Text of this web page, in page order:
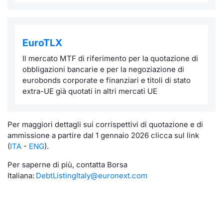
EuroTLX
Il mercato MTF di riferimento per la quotazione di
obbligazioni bancarie e per la negoziazione di
eurobonds corporate e finanziari e titoli di stato
extra-UE già quotati in altri mercati UE
Per maggiori dettagli sui corrispettivi di quotazione e di
ammissione a partire dal 1 gennaio 2026 clicca sul link
(ITA - ENG).
Per saperne di più, contatta Borsa
Italiana: DebtListingItaly@euronext.com
KID